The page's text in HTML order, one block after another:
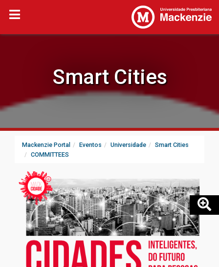
Smart Cities
Mackenzie Portal Eventos Universidade
Smart Cities
COMMITTEES